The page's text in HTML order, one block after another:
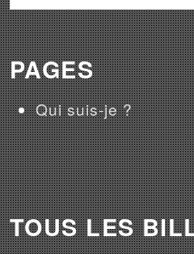
PAGES
Qui suis-je ?
TOUS LES